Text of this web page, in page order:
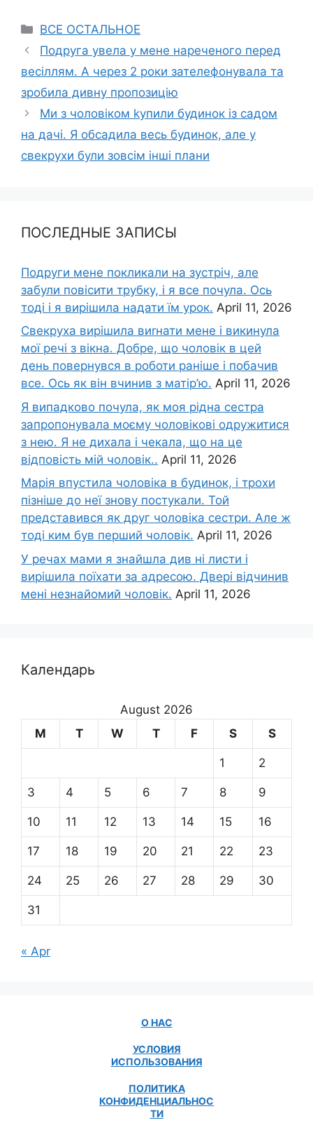
Categories
ВСЕ ОСТАЛЬНОЕ
Подруга увела у мене нареченого перед
весіллям. А через 2 роки зателефонувала та
зробила дивну пропозицію
Ми з чоловіком kупили будинок із садом
на дачі. Я обсадила весь будинок, але у
свекрухи були зовсім інші плани
ПОСЛЕДНЫЕ ЗАПИСЫ
Подруги мене покликали на зустріч, але
забули повісити трубку, і я все почула. Ось
тоді і я вирішила надати їм урок. April 11, 2026
Свекруха вирішила виrнати мене і викинула
мої речі з вікна. Добре, що чоловік в цей
день повернувся в роботи раніше і побачив
все. Ось як він вчинив з матір’ю. April 11, 2026
Я випадково почула, як моя рідна сестра
запропонувала моєму чоловікові одружитися
з нею. Я не дихала і чекала, що на це
відповість мій чоловік.. April 11, 2026
Марія впустила чоловіка в будинок, і трохи
пізніше до неї знову постукали. Той
представився як друг чоловіка сестри. Але ж
тоді ким був перший чоловік. April 11, 2026
У речах мами я знайшла див ні листи і
вирішила поїхати за адресою. Двері відчинив
мені незнайомий чоловік. April 11, 2026
Календарь
August 2026
M
T W T F S S
1 2
3 4 5 6 7 8 9
10 11 12 13 14 15 16
17 18 19 20 21 22 23
24 25 26 27 28 29 30
31
« Apr
О НАС
УСЛОВИЯ
ИСПОЛЬЗОВАНИЯ
ПОЛИТИКА
КОНФИДЕНЦИАЛЬНОС
ТИ